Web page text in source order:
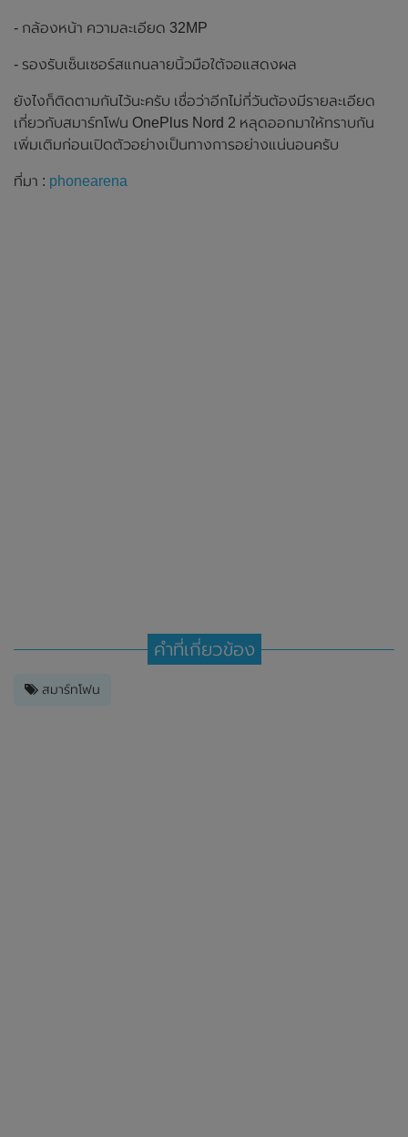
- กล้องหน้า ความละเอียด 32MP
- รองรับเซ็นเซอร์สแกนลายนิ้วมือใต้จอแสดงผล
ยังไงก็ติดตามกันไว้นะครับ เชื่อว่าอีกไม่กี่วันต้องมีรายละเอียด
เกี่ยวกับสมาร์ทโฟน OnePlus Nord 2 หลุดออกมาให้ทราบกัน
เพิ่มเติมก่อนเปิดตัวอย่างเป็นทางการอย่างแน่นอนครับ
ที่มา : phonearena
คำที่เกี่ยวข้อง
สมาร์ทโฟน